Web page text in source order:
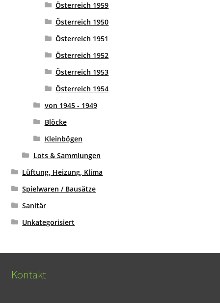
Österreich 1959
Österreich 1950
Österreich 1951
Österreich 1952
Österreich 1953
Österreich 1954
von 1945 - 1949
Blöcke
Kleinbögen
Lots & Sammlungen
Lüftung, Heizung, Klima
Spielwaren / Bausätze
Sanitär
Unkategorisiert
Kontakt